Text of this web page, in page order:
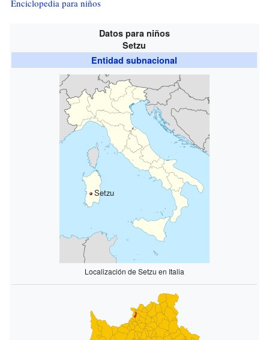
Enciclopedia para niños
Datos para niños
Setzu
Entidad subnacional
Setzu
Localización de Setzu en Italia